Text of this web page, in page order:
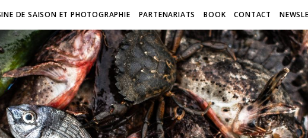
DE SAISON ET PHOTOGRAPHIE PARTENARIATS BOOK CONTACT